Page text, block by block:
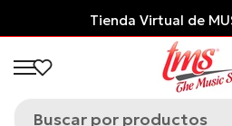
al
contenido